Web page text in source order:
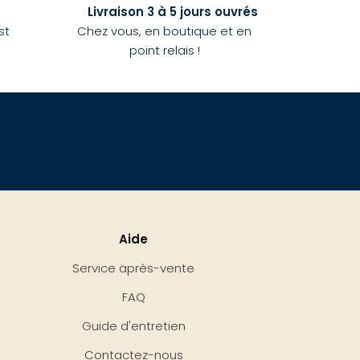
Livraison 3 à 5 jours ouvrés
Chez vous, en boutique et en
point relais !
Aide
Service après-vente
FAQ
Guide d'entretien
Contactez-nous